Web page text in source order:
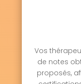
Vos
de notes
proposés,